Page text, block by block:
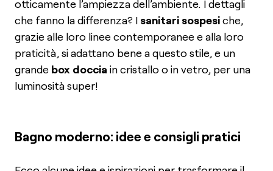
otticamente l’ampiezza dell’ambiente. I dettagli
che fanno la differenza? I sanitari sospesiche,
grazie alle loro linee contemporanee e alla loro
praticità, si adattano bene a questo stile, e un
grande box doccia in cristallo o in vetro, per una
luminosità super!
Bagno moderno: idee e consigli pratici